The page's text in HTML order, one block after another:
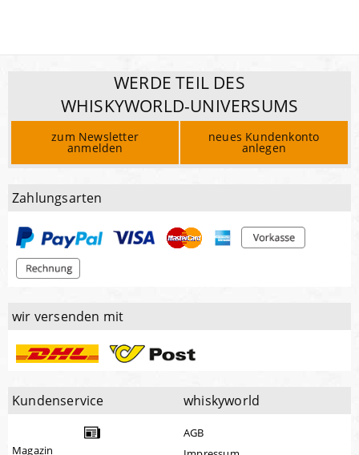
WERDE TEIL DES
WHISKYWORLD-UNIVERSUMS
zum Newsletter
anmelden
neues Kundenkonto
anlegen
Zahlungsarten
wir versenden mit
Kundenservice
Magazin
whiskyworld
AGB